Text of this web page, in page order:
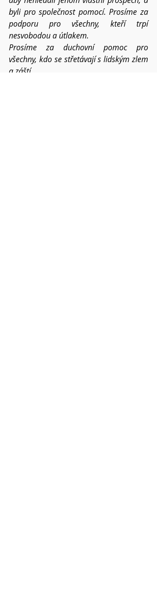
byli pro společnost pomocí. Prosíme za
podporu pro všechny, kteří trpí
nesvobodou a útlakem.
Prosíme za duchovní pomoc pro
všechny, kdo se střetávají s lidským zlem
a záští.